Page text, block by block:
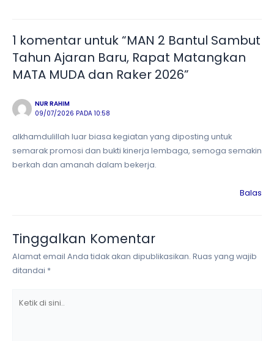
1 komentar untuk “MAN 2 Bantul Sambut
Tahun Ajaran Baru, Rapat Matangkan
MATA MUDA dan Raker 2026”
NUR RAHIM
09/07/2026 PADA 10:58
alkhamdulillah luar biasa kegiatan yang diposting untuk
semarak promosi dan bukti kinerja lembaga, semoga semakin
berkah dan amanah dalam bekerja.
Balas
Tinggalkan Komentar
Alamat email Anda tidak akan dipublikasikan. Ruas yang wajib
ditandai *